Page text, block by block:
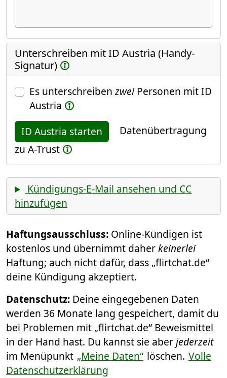
Unterschreiben mit ID Austria (Handy-
Signatur)
Es unterschreibenzweiPersonen mit ID
Austria
ID Austria starten
Datenübertragung
zu A-Trust
Kündigungs-E-Mail ansehen und CC
hinzufügen
Haftungsausschluss: Online-Kündigen ist
kostenlos und übernimmt daherkeinerlei
Haftung; auch nicht dafür, dass „flirtchat.de“
deine Kündigung akzeptiert.
Datenschutz: Deine eingegebenen Daten
werden 36 Monate lang gespeichert, damit du
bei Problemen mit „flirtchat.de“ Beweismittel
in der Hand hast. Du kannst sie aberjederzeit
im Menüpunkt „Meine Daten“ löschen. Volle
Datenschutzerklärung